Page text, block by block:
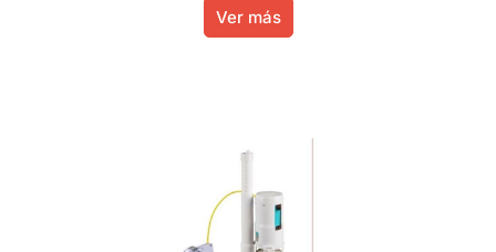
Ver más